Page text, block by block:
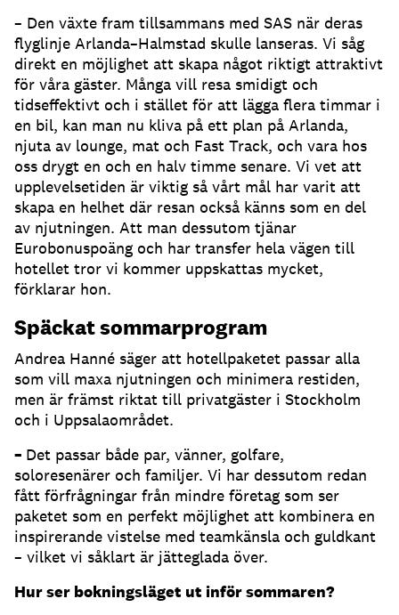
– Den växte fram tillsammans med SAS när deras
flyglinje Arlanda–Halmstad skulle lanseras. Vi såg
direkt en möjlighet att skapa något riktigt attraktivt
för våra gäster. Många vill resa smidigt och
tidseffektivt och i stället för att lägga flera timmar i
en bil, kan man nu kliva på ett plan på Arlanda,
njuta av lounge, mat och Fast Track, och vara hos
oss drygt en och en halv timme senare. Vi vet att
upplevelsetiden är viktig så vårt mål har varit att
skapa en helhet där resan också känns som en del
av njutningen. Att man dessutom tjänar
Eurobonuspoäng och har transfer hela vägen till
hotellet tror vi kommer uppskattas mycket,
förklarar hon.
Späckat sommarprogram
Andrea Hanné säger att hotellpaketet passar alla
som vill maxa njutningen och minimera restiden,
men är främst riktat till privatgäster i Stockholm
och i Uppsalaområdet.
– Det passar både par, vänner, golfare,
soloresenärer och familjer. Vi har dessutom redan
fått förfrågningar från mindre företag som ser
paketet som en perfekt möjlighet att kombinera en
inspirerande vistelse med teamkänsla och guldkant
– vilket vi såklart är jätteglada över.
Hur ser bokningsläget ut inför sommaren?